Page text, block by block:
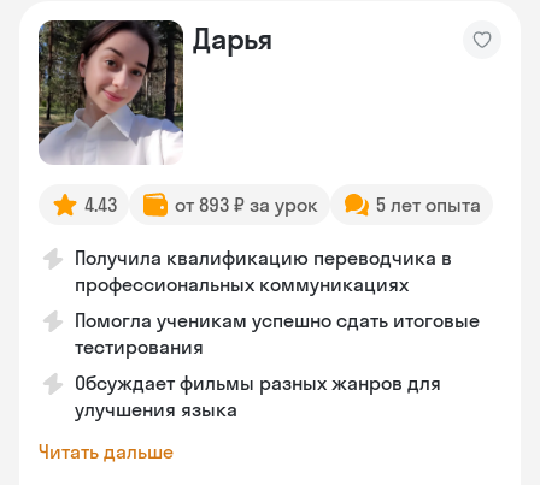
Дарья
4.43 от 893 ₽ за урок 5 лет опыта
Получила квалификацию переводчика в
профессиональных коммуникациях
Помогла ученикам успешно сдать итоговые
тестирования
Обсуждает фильмы разных жанров для
улучшения языка
Читать дальше